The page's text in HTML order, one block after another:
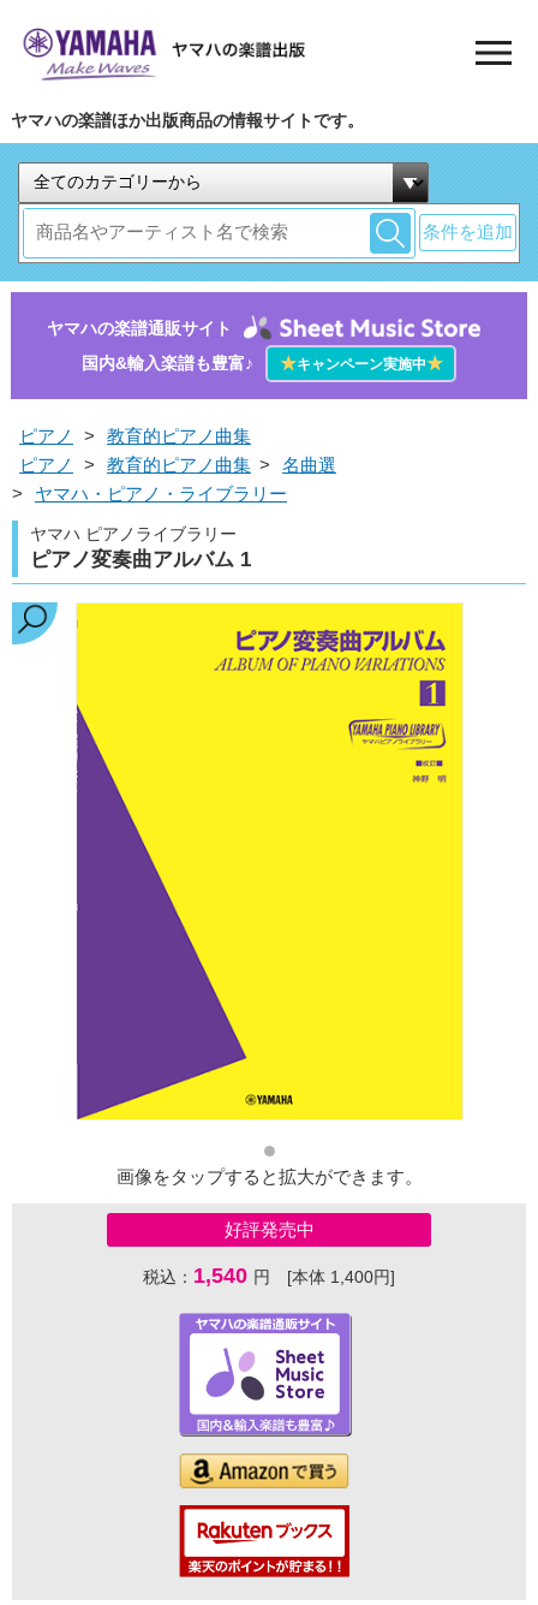
ヤマハの楽譜ほか出版商品の情報サイトです。
条件を追加
ヤマハの楽譜通販サイト
国内&輸入楽譜も豊富♪
★キャンペーン実施中★
ピアノ >
教育的ピアノ曲集
ピアノ
> 教育的ピアノ曲集 >
名曲選
>
ヤマハ・ピアノ・ライブラリー
ヤマハ ピアノライブラリー
ピアノ変奏曲アルバム 1
画像をタップすると拡大ができます。
好評発売中
税込： 1,540 円 [本体 1,400円]